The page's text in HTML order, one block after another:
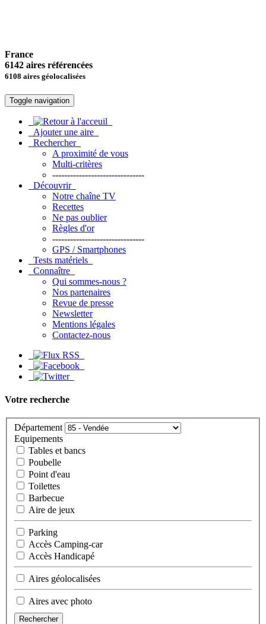
France
6142 aires référencées
6108 aires géolocalisées
Toggle navigation
Ajouter une aire
Rechercher
A proximité de vous
Multi-critères
-------------------------------
Découvrir
Notre chaîne TV
Recettes
Ne pas oublier
Règles d'or
-------------------------------
GPS / Smartphones
Tests matériels
Connaître
Qui sommes-nous ?
Nos partenaires
Revue de presse
Newsletter
Mentions légales
Contactez-nous
Votre recherche
Département
Equipements
Tables et bancs
Poubelle
Point d'eau
Toilettes
Barbecue
Aire de jeux
Parking
Accès Camping-car
Accès Handicapé
Aires géolocalisées
Aires avec photo
Rechercher